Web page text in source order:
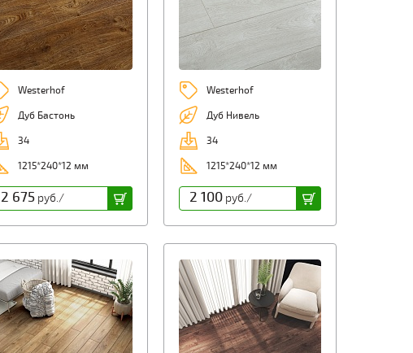
Westerhof
Дуб Бастонь
34
1215*240*12 мм
2 675руб./
Westerhof
Дуб Нивель
34
1215*240*12 мм
2 100руб./